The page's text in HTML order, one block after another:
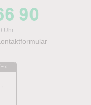
90
Uhr
.org